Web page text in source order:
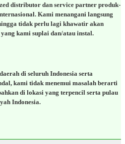
distributor dan service partner produk-
Kami menangani langsung
tidak perlu lagi khawatir akan
kami suplai dan/atau instal.
di seluruh Indonesia serta
kami tidak menemui masalah berarti
di lokasi yang terpencil serta pulau
Indonesia.